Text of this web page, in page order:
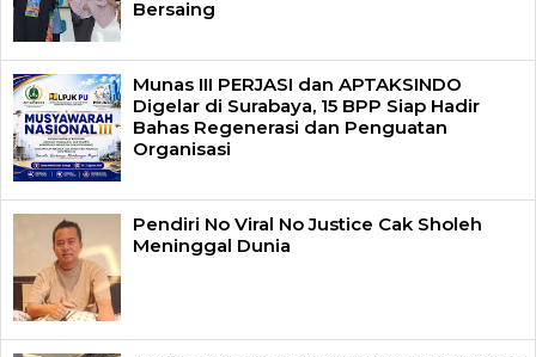
Bersaing
Munas III PERJASI dan APTAKSINDO
Digelar di Surabaya, 15 BPP Siap Hadir
Bahas Regenerasi dan Penguatan
Organisasi
Pendiri No Viral No Justice Cak Sholeh
Meninggal Dunia